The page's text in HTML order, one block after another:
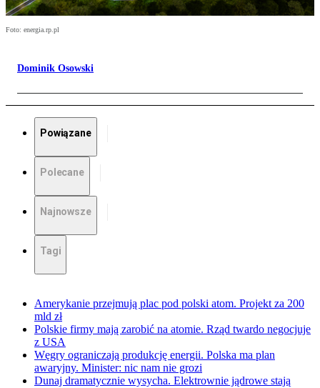
Foto: energia.rp.pl
Dominik Osowski
Powiązane
Polecane
Najnowsze
Tagi
Amerykanie przejmują plac pod polski atom. Projekt za 200
mld zł
Polskie firmy mają zarobić na atomie. Rząd twardo negocjuje
z USA
Węgry ograniczają produkcję energii. Polska ma plan
awaryjny. Minister: nic nam nie grozi
Dunaj dramatycznie wysycha. Elektrownie jądrowe stają